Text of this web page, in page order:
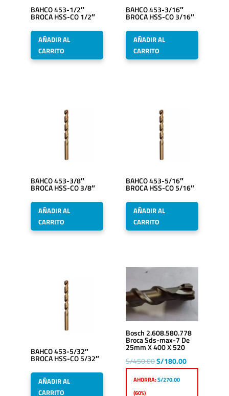
BAHCO 453-1/2″
BROCA HSS-CO 1/2″
AÑADIR AL
CARRITO
BAHCO 453-3/16″
BROCA HSS-CO 3/16″
AÑADIR AL
CARRITO
BAHCO 453-3/8″
BROCA HSS-CO 3/8″
AÑADIR AL
CARRITO
BAHCO 453-5/16″
BROCA HSS-CO 5/16″
AÑADIR AL
CARRITO
BAHCO 453-5/32″
BROCA HSS-CO 5/32″
AÑADIR AL
CARRITO
Bosch 2.608.580.778
Broca Sds-max-7 De
25mm X 400 X 520
S/450.00El
S/180.00El
AHORRA:S/270.00
(60%)